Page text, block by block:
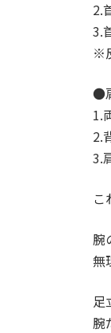
2.
3.
※
●
1.
2.
3.
こ
腕
無
足
腕